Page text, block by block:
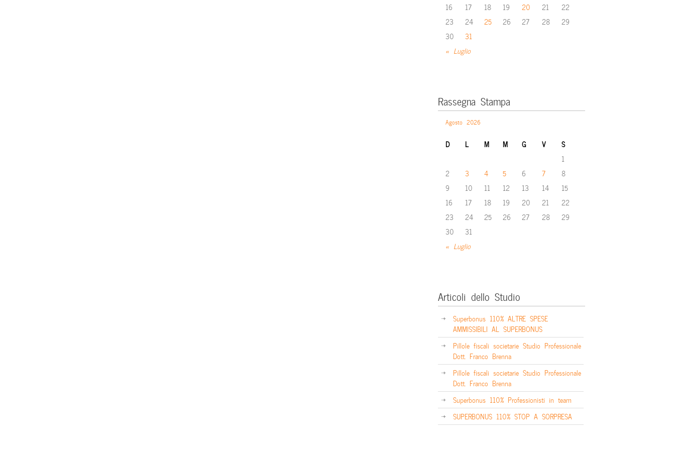
« Luglio
16
17 18 19 20 21
22
23
24 25 26 27 28
29
30
31
Rassegna Stampa
Agosto 2026
D L M M G V S
« Luglio
1
2
3 4 5 6 7
8
9
10 11 12 13 14
15
16
17 18 19 20 21
22
23
24 25 26 27 28
29
30
31
Articoli dello Studio
Superbonus 110% ALTRE SPESE
AMMISSIBILI AL SUPERBONUS
Pillole fiscali societarie Studio Professionale
Dott. Franco Brenna
Pillole fiscali societarie Studio Professionale
Dott. Franco Brenna
Superbonus 110% Professionisti in team
SUPERBONUS 110% STOP A SORPRESA